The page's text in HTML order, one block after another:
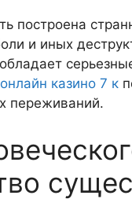
построена
и иных
онлайн казино 7 к
переживаний.